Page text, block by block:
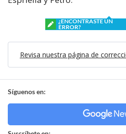
¿ENCONTRASTE UN
ERROR?
Revisa nuestra página de
Síguenos en: